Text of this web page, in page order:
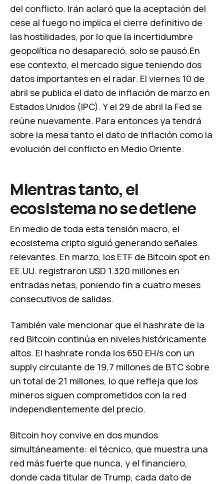
del conflicto. Irán aclaró que la aceptación del
cese al fuego no implica el cierre definitivo de
las hostilidades, por lo que la incertidumbre
geopolítica no desapareció, solo se pausó.En
ese contexto, el mercado sigue teniendo dos
datos importantes en el radar. El viernes 10 de
abril se publica el dato de inflación de marzo en
Estados Unidos (IPC). Y el 29 de abril la Fed se
reúne nuevamente. Para entonces ya tendrá
sobre la mesa tanto el dato de inflación como la
evolución del conflicto en Medio Oriente.
Mientras tanto, el
ecosistema no se detiene
En medio de toda esta tensión macro, el
ecosistema cripto siguió generando señales
relevantes. En marzo, los ETF de Bitcoin spot en
EE.UU. registraron USD 1.320 millones en
entradas netas, poniendo fin a cuatro meses
consecutivos de salidas.
También vale mencionar que el hashrate de la
red Bitcoin continúa en niveles históricamente
altos. El hashrate ronda los 650 EH/s con un
supply circulante de 19,7 millones de BTC sobre
un total de 21 millones, lo que refleja que los
mineros siguen comprometidos con la red
independientemente del precio.
Bitcoin hoy convive en dos mundos
simultáneamente: el técnico, que muestra una
red más fuerte que nunca, y el financiero,
donde cada titular de Trump, cada dato de